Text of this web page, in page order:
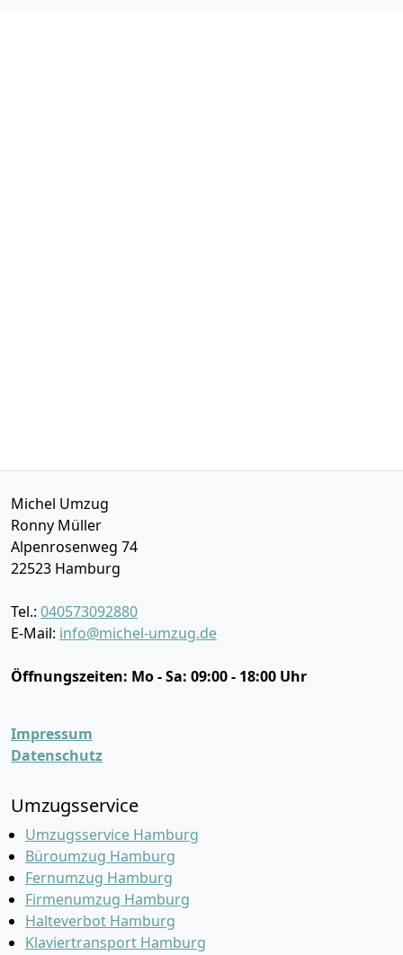
Michel Umzug
Ronny Müller
Alpenrosenweg 74
22523 Hamburg
Tel.: 040573092880
E-Mail: info@michel-umzug.de
Öffnungszeiten: Mo - Sa: 09:00 - 18:00 Uhr
Impressum
Datenschutz
Umzugsservice
Umzugsservice Hamburg
Büroumzug Hamburg
Fernumzug Hamburg
Firmenumzug Hamburg
Halteverbot Hamburg
Klaviertransport Hamburg